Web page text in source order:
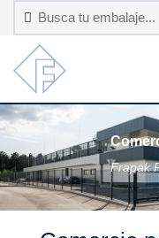
Frapak